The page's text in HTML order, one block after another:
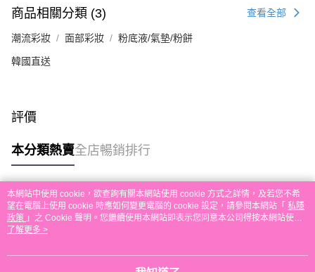
付款後順豐站及營業點取貨
免運費
其他地區配送
商品相關分類 (3) 查看全部
潮流彩妝 面部彩妝 粉底液/氣墊/粉餅
韓國直送
評價
本分類熱賣全店暢銷排行
熱門標籤
熱銷排行
本網站中使用 cookie，欲查詢有關本網站使用 cookie 方式之詳情，及若您不希
望在電腦上使用 cookie 時應如何變更電腦的 cookie 設定，請參閱本網站「 私隱
政策 」之 Cookie 聲明。您繼續使用本網站即表示您同意本公司得按本網站使用
條款之 Cookie 聲明使用 cookie。
了解更多 >